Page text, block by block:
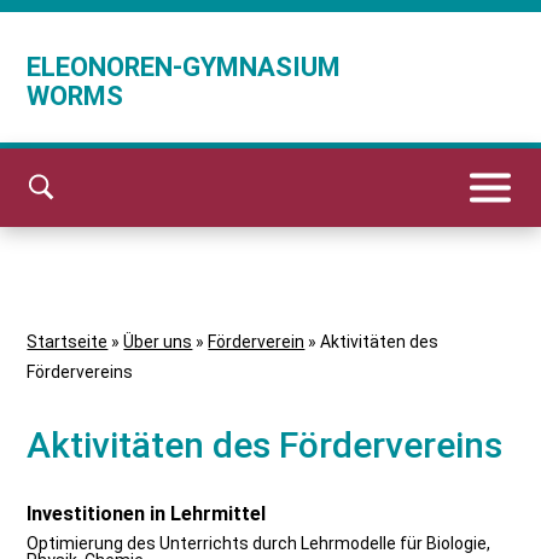
ELEONOREN-GYMNASIUM
WORMS
Startseite »Über uns » Förderverein »Aktivitäten des
Fördervereins
Aktivitäten des Fördervereins
Investitionen in Lehrmittel
Optimierung des Unterrichts durch Lehrmodelle für Biologie,